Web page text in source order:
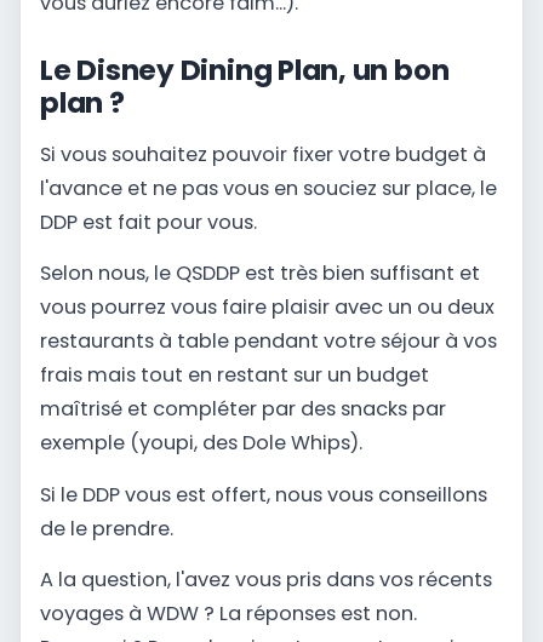
Le Disney Dining Plan, un bon
plan ?
Si vous souhaitez pouvoir fixer votre budget à
l'avance et ne pas vous en souciez sur place, le
DDP est fait pour vous.
Selon nous, le QSDDP est très bien suffisant et
vous pourrez vous faire plaisir avec un ou deux
restaurants à table pendant votre séjour à vos
frais mais tout en restant sur un budget
maîtrisé et compléter par des snacks par
exemple (youpi, des Dole Whips).
Si le DDP vous est offert, nous vous conseillons
de le prendre.
A la question, l'avez vous pris dans vos récents
voyages à WDW ? La réponses est non.